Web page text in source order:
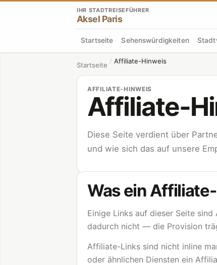
IHR STADTREISEFÜHRER
Aksel Paris
Startseite Sehenswürdigkeiten
Startseite / Affiliate-Hinweis
AFFILIATE-HINWEIS
Affiliate-
Diese Seite verdient über
und wie sich das auf unsere
Was ein
Einige Links auf dieser Seite
dadurch nicht — die Provision
Affiliate-Links sind nicht inline
oder ähnlichen Diensten ein